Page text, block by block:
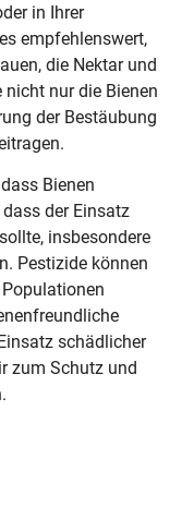
in Ihrer
empfehlenswert,
die Nektar und
nur die Bienen
der Bestäubung
Bienen
der Einsatz
insbesondere
Pestizide können
schädlicher
zum Schutz und